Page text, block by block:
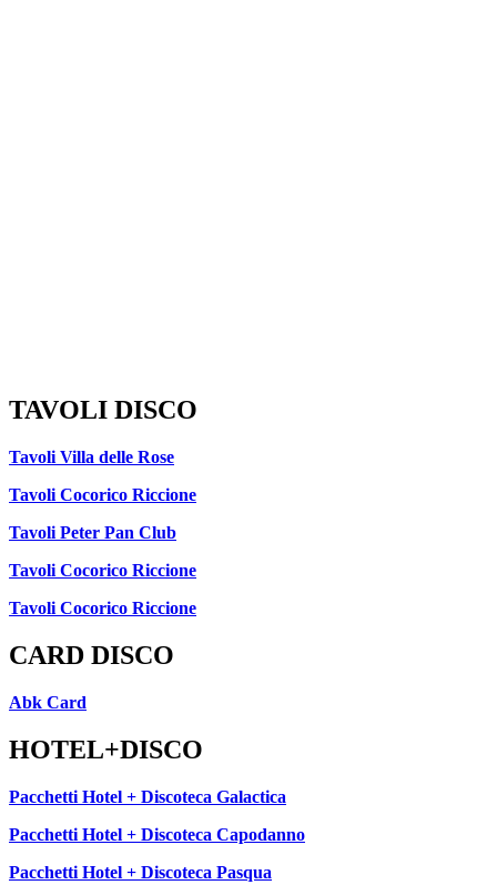
TAVOLI DISCO
Tavoli Villa delle Rose
Tavoli Cocorico Riccione
Tavoli Peter Pan Club
Tavoli Cocorico Riccione
Tavoli Cocorico Riccione
CARD DISCO
Abk Card
HOTEL+DISCO
Pacchetti Hotel + Discoteca Galactica
Pacchetti Hotel + Discoteca Capodanno
Pacchetti Hotel + Discoteca Pasqua